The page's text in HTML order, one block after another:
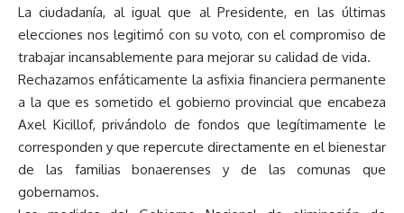
La ciudadanía, al igual que al Presidente, en las últimas
elecciones nos legitimó con su voto, con el compromiso de
trabajar incansablemente para mejorar su calidad de vida.
Rechazamos enfáticamente la asfixia financiera permanente
a la que es sometido el gobierno provincial que encabeza
Axel Kicillof, privándolo de fondos que legítimamente le
corresponden y que repercute directamente en el bienestar
de las familias bonaerenses y de las comunas que
gobernamos.